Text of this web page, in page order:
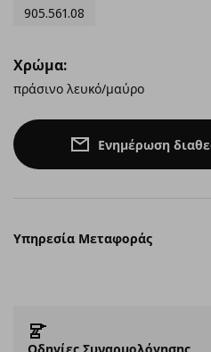
905.561.08
Χρώμα:
πράσινο λευκό/μαύρο
Ενημέρωση
Υπηρεσία Μεταφοράς